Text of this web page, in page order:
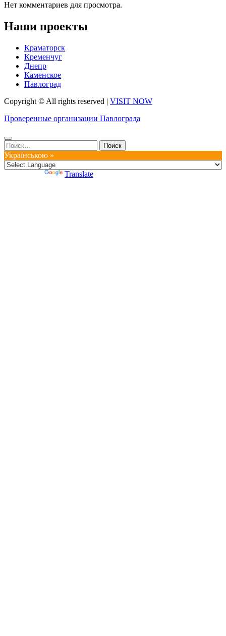
Нет комментариев для просмотра.
Наши проекты
Краматорск
Кременчуг
Днепр
Каменское
Павлоград
Copyright © All rights reserved | VISIT NOW
Проверенные организации Павлограда
Найти:
Українською »
Translate